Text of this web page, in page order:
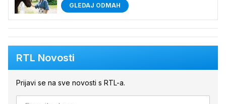
GLEDAJ ODMAH
RTL Novosti
Prijavi se na sve novosti s RTL-a.